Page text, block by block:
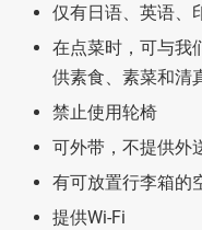
仅有日语、英语、
在点菜时，可与我
供素食、素菜和清
禁止使用轮椅
可外带，不提供外
有可放置行李箱的
提供Wi-Fi